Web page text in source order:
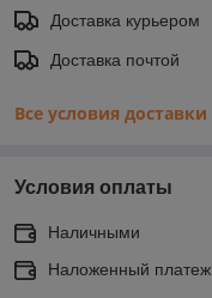
Доставка курьером
Доставка почтой
Все условия доставки
Условия оплаты
Наличными
Наложенный платеж